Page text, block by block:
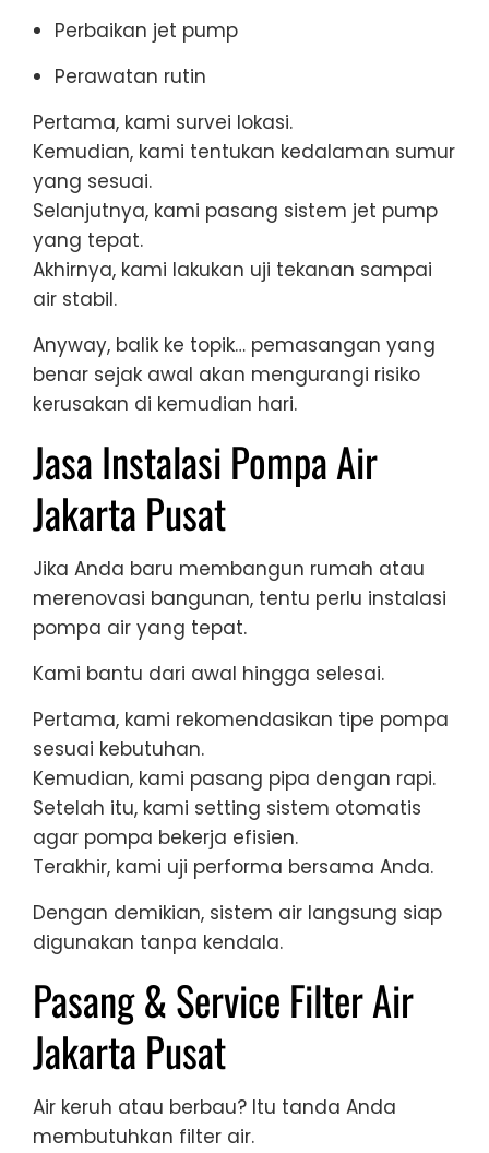
Perbaikan jet pump
Perawatan rutin
Pertama, kami survei lokasi.
Kemudian, kami tentukan kedalaman sumur
yang sesuai.
Selanjutnya, kami pasang sistem jet pump
yang tepat.
Akhirnya, kami lakukan uji tekanan sampai
air stabil.
Anyway, balik ke topik… pemasangan yang
benar sejak awal akan mengurangi risiko
kerusakan di kemudian hari.
Jasa Instalasi Pompa Air
Jakarta Pusat
Jika Anda baru membangun rumah atau
merenovasi bangunan, tentu perlu instalasi
pompa air yang tepat.
Kami bantu dari awal hingga selesai.
Pertama, kami rekomendasikan tipe pompa
sesuai kebutuhan.
Kemudian, kami pasang pipa dengan rapi.
Setelah itu, kami setting sistem otomatis
agar pompa bekerja efisien.
Terakhir, kami uji performa bersama Anda.
Dengan demikian, sistem air langsung siap
digunakan tanpa kendala.
Pasang & Service Filter Air
Jakarta Pusat
Air keruh atau berbau? Itu tanda Anda
membutuhkan filter air.